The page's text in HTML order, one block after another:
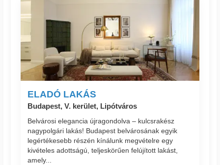
ELADÓ LAKÁS
Budapest, V. kerület, Lipótváros
Belvárosi elegancia újragondolva – kulcsrakész
nagypolgári lakás! Budapest belvárosának egyik
legértékesebb részén kínálunk megvételre egy
kivételes adottságú, teljeskörűen felújított lakást,
amely...